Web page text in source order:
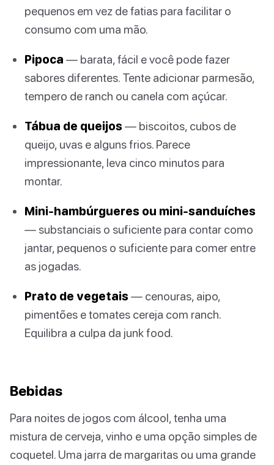
pequenos em vez de fatias para facilitar o
consumo com uma mão.
Pipoca — barata, fácil e você pode fazer
sabores diferentes. Tente adicionar parmesão,
tempero de ranch ou canela com açúcar.
Tábua de queijos— biscoitos, cubos de
queijo, uvas e alguns frios. Parece
impressionante, leva cinco minutos para
montar.
Mini-hambúrgueres ou mini-sanduíches
— substanciais o suficiente para contar como
jantar, pequenos o suficiente para comer entre
as jogadas.
Prato de vegetais— cenouras, aipo,
pimentões e tomates cereja com ranch.
Equilibra a culpa da junk food.
Bebidas
Para noites de jogos com álcool, tenha uma
mistura de cerveja, vinho e uma opção simples de
coquetel. Uma jarra de margaritas ou uma grande